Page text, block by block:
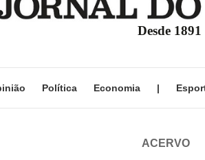
Desde 1891
Política Economia |
ACERVO